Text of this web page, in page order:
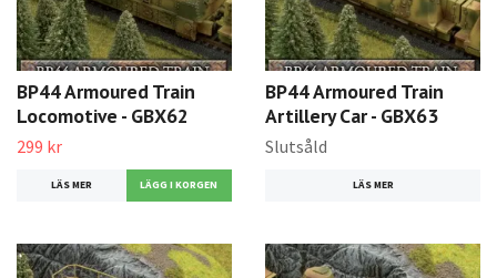
BP44 Armoured Train
Locomotive - GBX62
299 kr
LÄS MER
BP44 Armoured Train
Artillery Car - GBX63
Slutsåld
LÄS MER